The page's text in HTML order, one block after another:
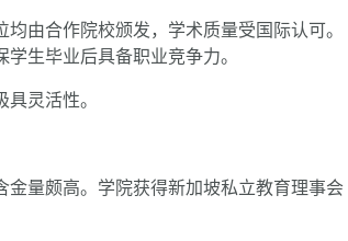
由合作院校颁发，学术质量受国际认可。
生毕业后具备职业竞争力。
灵活性。
量颇高。学院获得新加坡私立教育理事会